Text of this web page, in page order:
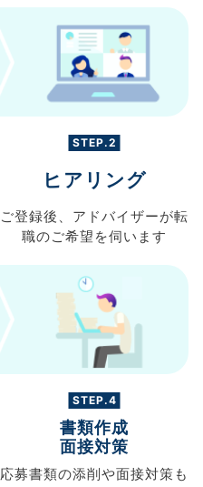
STEP.2
ヒアリング
ご登録後、 アドバイザーが転
職のご希望を伺います
STEP.4
書類作成
面接対策
応募書類の添削や面接対策も